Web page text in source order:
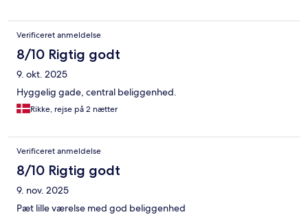
Verificeret anmeldelse
8/10 Rigtig godt
9. okt. 2025
Hyggelig gade, central beliggenhed.
Rikke, rejse på 2 nætter
Verificeret anmeldelse
8/10 Rigtig godt
9. nov. 2025
Pæt lille værelse med god beliggenhed